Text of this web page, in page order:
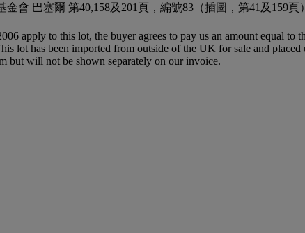
會 巴塞爾 第40,158及201頁，編號83（插圖，第41及159頁）
apply to this lot, the buyer agrees to pay us an amount equal to
lot has been imported from outside of the UK for sale and
but will not be shown separately on our invoice.